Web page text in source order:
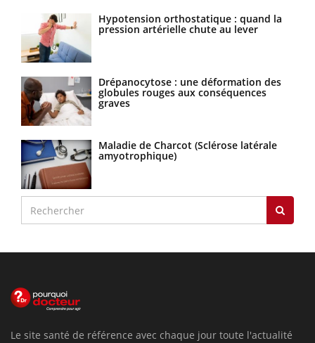
Hypotension orthostatique : quand la
pression artérielle chute au lever
Drépanocytose : une déformation des
globules rouges aux conséquences
graves
Maladie de Charcot (Sclérose latérale
amyotrophique)
Le site santé de référence avec chaque jour toute l'actualité